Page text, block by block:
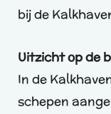
bij de
Uitzicht op de
In de
schepen